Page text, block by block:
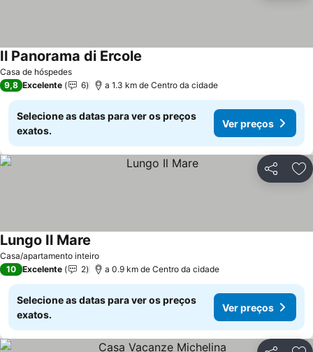
Casa de hóspedes
Il Panorama di Ercole
9,8 Excelente 6 a 1.3 km de Centro da cidade
Selecione as datas para ver os preços
exatos.
Ver preços
Partilhar
Casa/apartamento inteiro
Lungo Il Mare
10 Excelente 2 a 0.9 km de Centro da cidade
Selecione as datas para ver os preços
exatos.
Ver preços